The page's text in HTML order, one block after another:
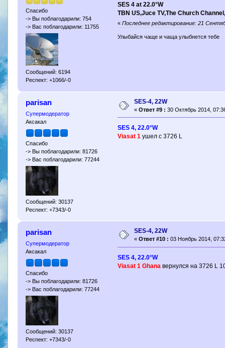
Спасибо
-> Вы поблагодарили: 754
-> Вас поблагодарили: 11755
Сообщений: 6194
Респект: +1066/-0
SES 4 at 22.0°W
TBN US,Juce TV,The Church
«Последнее редактирование: 21
Улыбайся чаще и чаща улыбнется тебе
parisan
Супермодератор
Аксакал
Спасибо
-> Вы поблагодарили: 81726
-> Вас поблагодарили: 77244
Сообщений: 30137
Респект: +7343/-0
SES-4, 22W
« Ответ #9 : 30 Октябрь 2014,
SES 4, 22.0°W
Viasat 1 ушел с 3726 L
parisan
Супермодератор
Аксакал
Спасибо
-> Вы поблагодарили: 81726
-> Вас поблагодарили: 77244
Сообщений: 30137
Респект: +7343/-0
SES-4, 22W
« Ответ #10 : 03 Ноябрь 2014,
SES 4, 22.0°W
Viasat 1 Ghana вернулся на 3726 L